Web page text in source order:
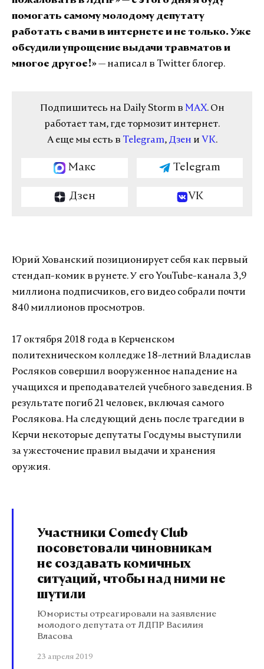
помогать самому молодому депутату
работать с вами в интернете и не только. Уже
обсудили упрощение выдачи травматов и
многое другое!»— написал в Twitter блогер.
Подпишитесь на Daily Storm в MAX. Он
работает там, где тормозит интернет.
А еще мы есть в Telegram, Дзен и VK.
Макс Telegram
Дзен VK
Юрий Хованский позиционирует себя как первый
стендап-комик в рунете. У его YouTube-канала 3,9
миллиона подписчиков, его видео собрали почти
840 миллионов просмотров.
17 октября 2018 года в Керченском
политехническом колледже 18-летний Владислав
Росляков совершил вооруженное нападение на
учащихся и преподавателей учебного заведения. В
результате погиб 21 человек, включая самого
Рослякова. На следующий день после трагедии в
Керчи некоторые депутаты Госдумы выступили
за ужесточение правил выдачи и хранения
оружия.
Участники Comedy Club
посоветовали чиновникам
не создавать комичных
ситуаций, чтобы над ними не
шутили
Юмористы отреагировали на заявление
молодого депутата от ЛДПР Василия
Власова
23 апреля 2019